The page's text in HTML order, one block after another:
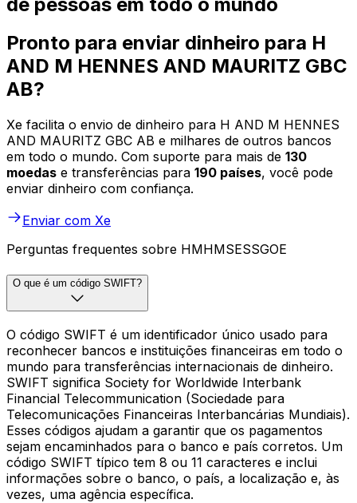
Pronto para enviar dinheiro para H
AND M HENNES AND MAURITZ GBC
AB?
Xe facilita o envio de dinheiro para H AND M HENNES
AND MAURITZ GBC AB e milhares de outros bancos
em todo o mundo. Com suporte para mais de 130
moedas e transferências para 190 países, você pode
enviar dinheiro com confiança.
Enviar com Xe
Perguntas frequentes sobre HMHMSESSGOE
O que é um código SWIFT?
O código SWIFT é um identificador único usado para
reconhecer bancos e instituições financeiras em todo o
mundo para transferências internacionais de dinheiro.
SWIFT significa Society for Worldwide Interbank
Financial Telecommunication (Sociedade para
Telecomunicações Financeiras Interbancárias Mundiais).
Esses códigos ajudam a garantir que os pagamentos
sejam encaminhados para o banco e país corretos. Um
código SWIFT típico tem 8 ou 11 caracteres e inclui
informações sobre o banco, o país, a localização e, às
vezes, uma agência específica.